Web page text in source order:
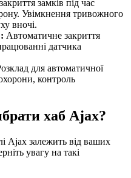
замків під час
Увімкнення тривожного
вночі.
Автоматичне закриття
датчика
для автоматичної
контроль
хаб Ajax?
Ajax залежить від ваших
увагу на такі